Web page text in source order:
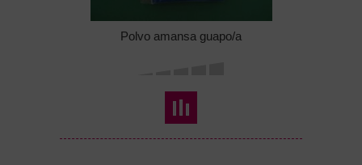
Polvo amansa guapo/a